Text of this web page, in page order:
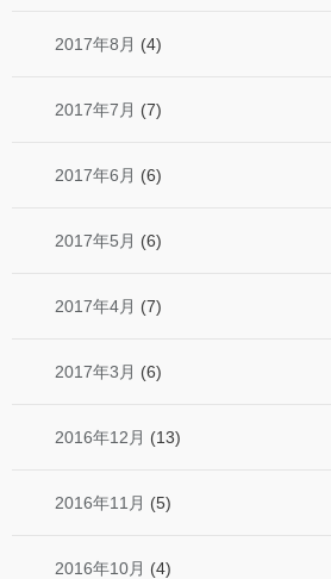
2017年8月 (4)
2017年7月 (7)
2017年6月 (6)
2017年5月 (6)
2017年4月 (7)
2017年3月 (6)
2016年12月 (13)
2016年11月 (5)
2016年10月 (4)